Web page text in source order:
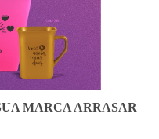
MARCA ARRASAR